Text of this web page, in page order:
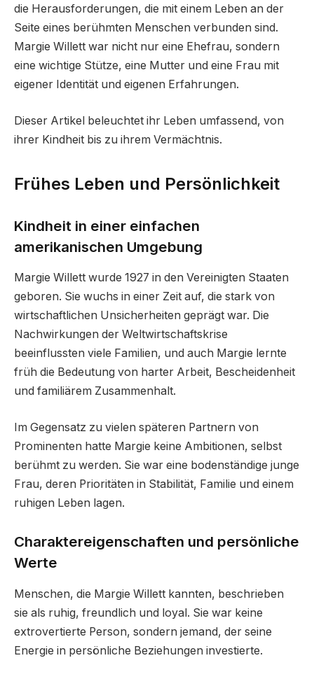
die Herausforderungen, die mit einem Leben an der
Seite eines berühmten Menschen verbunden sind.
Margie Willett war nicht nur eine Ehefrau, sondern
eine wichtige Stütze, eine Mutter und eine Frau mit
eigener Identität und eigenen Erfahrungen.
Dieser Artikel beleuchtet ihr Leben umfassend, von
ihrer Kindheit bis zu ihrem Vermächtnis.
Frühes Leben und Persönlichkeit
Kindheit in einer einfachen
amerikanischen Umgebung
Margie Willett wurde 1927 in den Vereinigten Staaten
geboren. Sie wuchs in einer Zeit auf, die stark von
wirtschaftlichen Unsicherheiten geprägt war. Die
Nachwirkungen der Weltwirtschaftskrise
beeinflussten viele Familien, und auch Margie lernte
früh die Bedeutung von harter Arbeit, Bescheidenheit
und familiärem Zusammenhalt.
Im Gegensatz zu vielen späteren Partnern von
Prominenten hatte Margie keine Ambitionen, selbst
berühmt zu werden. Sie war eine bodenständige junge
Frau, deren Prioritäten in Stabilität, Familie und einem
ruhigen Leben lagen.
Charaktereigenschaften und persönliche
Werte
Menschen, die Margie Willett kannten, beschrieben
sie als ruhig, freundlich und loyal. Sie war keine
extrovertierte Person, sondern jemand, der seine
Energie in persönliche Beziehungen investierte.